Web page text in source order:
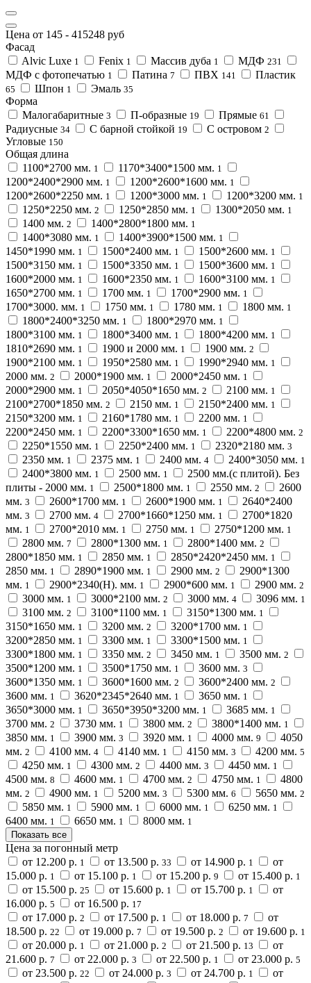
Цена от 145 - 415248 руб
Фасад
Alvic Luxe 1 Fenix 1 Массив дуба 1 МДФ 231
МДФ с фотопечатью 1 Патина 7 ПВХ 141 Пластик
65 Шпон 1 Эмаль 35
Форма
Малогабаритные 3 П-образные 19 Прямые 61
Радиусные 34 С барной стойкой 19 С островом 2
Угловые 150
Общая длина
1100*2700 мм. 1 1170*3400*1500 мм. 1
1200*2400*2900 мм. 1 1200*2600*1600 мм. 1
1200*2600*2250 мм. 1 1200*3000 мм. 1 1200*3200 мм. 1
1250*2250 мм. 2 1250*2850 мм. 1 1300*2050 мм. 1
1400 мм. 2 1400*2800*1800 мм. 1
1400*3080 мм. 1 1400*3900*1500 мм. 1
1450*1990 мм. 1 1500*2400 мм. 1 1500*2600 мм. 1
1500*3150 мм. 1 1500*3350 мм. 1 1500*3600 мм. 1
1600*2000 мм. 1 1600*2350 мм. 1 1600*3100 мм. 1
1650*2700 мм. 1 1700 мм. 1 1700*2900 мм. 1
1700*3000. мм. 1 1750 мм. 1 1780 мм. 1 1800 мм. 1
1800*2400*3250 мм. 1 1800*2970 мм. 1
1800*3100 мм. 1 1800*3400 мм. 1 1800*4200 мм. 1
1810*2690 мм. 1 1900 и 2000 мм. 1 1900 мм. 2
1900*2100 мм. 1 1950*2580 мм. 1 1990*2940 мм. 1
2000 мм. 2 2000*1900 мм. 1 2000*2450 мм. 1
2000*2900 мм. 1 2050*4050*1650 мм. 2 2100 мм. 1
2100*2700*1850 мм. 2 2150 мм. 1 2150*2400 мм. 1
2150*3200 мм. 1 2160*1780 мм. 1 2200 мм. 1
2200*2450 мм. 1 2200*3300*1650 мм. 1 2200*4800 мм. 2
2250*1550 мм. 1 2250*2400 мм. 1 2320*2180 мм. 3
2350 мм. 1 2375 мм. 1 2400 мм. 4 2400*3050 мм. 1
2400*3800 мм. 1 2500 мм. 1
2500 мм.(с плитой). Без
плиты - 2000 мм. 1 2500*1800 мм. 1 2550 мм. 2
2600
мм. 3 2600*1700 мм. 1 2600*1900 мм. 1
2640*2400
мм. 3 2700 мм. 4 2700*1660*1250 мм. 1
2700*1820
мм. 1 2700*2010 мм. 1 2750 мм. 1 2750*1200 мм. 1
2800 мм. 7 2800*1300 мм. 1 2800*1400 мм. 2
2800*1850 мм. 1 2850 мм. 1 2850*2420*2450 мм. 1
2850 мм. 1 2890*1900 мм. 1 2900 мм. 2
2900*1300
мм. 1 2900*2340(H). мм. 1 2900*600 мм. 1 2900 мм. 2
3000 мм. 1 3000*2100 мм. 2 3000 мм. 4 3096 мм. 1
3100 мм. 2 3100*1100 мм. 1 3150*1300 мм. 1
3150*1650 мм. 1 3200 мм. 2 3200*1700 мм. 1
3200*2850 мм. 1 3300 мм. 1 3300*1500 мм. 1
3300*1800 мм. 1 3350 мм. 2 3450 мм. 1 3500 мм. 2
3500*1200 мм. 1 3500*1750 мм. 1 3600 мм. 3
3600*1350 мм. 1 3600*1600 мм. 2 3600*2400 мм. 2
3600 мм. 1 3620*2345*2640 мм. 1 3650 мм. 1
3650*3000 мм. 1 3650*3950*3200 мм. 1 3685 мм. 1
3700 мм. 2 3730 мм. 1 3800 мм. 2 3800*1400 мм. 1
3850 мм. 1 3900 мм. 3 3920 мм. 1 4000 мм. 9
4050
мм. 2 4100 мм. 4 4140 мм. 1 4150 мм. 3 4200 мм. 5
4250 мм. 1 4300 мм. 2 4400 мм. 3 4450 мм. 1
4500 мм. 8 4600 мм. 1 4700 мм. 2 4750 мм. 1
4800
мм. 2 4900 мм. 1 5200 мм. 3 5300 мм. 6 5650 мм. 2
5850 мм. 1 5900 мм. 1 6000 мм. 1 6250 мм. 1
6400 мм. 1 6650 мм. 1 8000 мм. 1
Показать все
Цена за погонный метр
от 12.200 р. 1 от 13.500 р. 33 от 14.900 р. 1
от
15.000 р. 1 от 15.100 р. 1 от 15.200 р. 9 от 15.400 р. 1
от 15.500 р. 25 от 15.600 р. 1 от 15.700 р. 1
от
16.000 р. 5 от 16.500 р. 17
от 17.000 р. 2 от 17.500 р. 1 от 18.000 р. 7
от
18.500 р. 22 от 19.000 р. 7 от 19.500 р. 2 от 19.600 р. 1
от 20.000 р. 1 от 21.000 р. 2 от 21.500 р. 13
от
21.600 р. 7 от 22.000 р. 3 от 22.500 р. 1 от 23.000 р. 5
от 23.500 р. 22 от 24.000 р. 3 от 24.700 р. 1
от